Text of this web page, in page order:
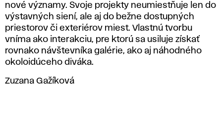
nové významy. Svoje projekty neumiestňuje len do
výstavných siení, ale aj do bežne dostupných
priestorov či exteriérov miest. Vlastnú tvorbu
vníma ako interakciu, pre ktorú sa usiluje získať
rovnako návštevníka galérie, ako aj náhodného
okoloidúceho diváka.
Zuzana Gažíková